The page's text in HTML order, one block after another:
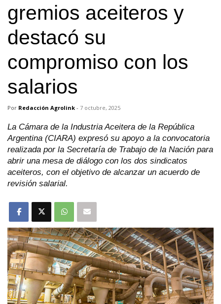
gremios aceiteros y
destacó su
compromiso con los
salarios
Por Redacción Agrolink - 7 octubre, 2025
La Cámara de la Industria Aceitera de la República
Argentina (CIARA) expresó su apoyo a la convocatoria
realizada por la Secretaría de Trabajo de la Nación para
abrir una mesa de diálogo con los dos sindicatos
aceiteros, con el objetivo de alcanzar un acuerdo de
revisión salarial.